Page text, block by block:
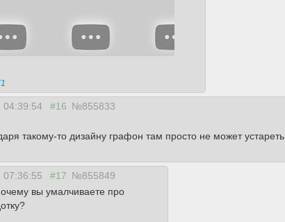
04:39:54 #16 №855833
такому-то дизайну графон там просто не может устареть.
#17 №855849
вы умалчиваете про